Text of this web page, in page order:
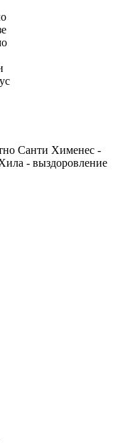
Санти Хименес -
- выздоровление